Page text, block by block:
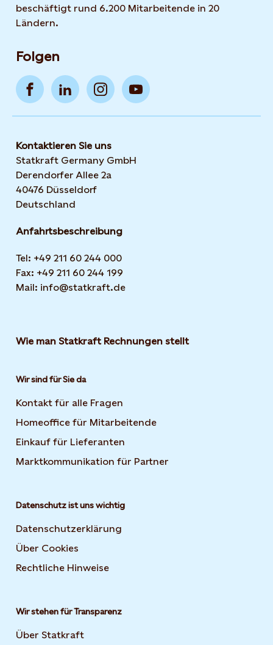
beschäftigt rund 6.200 Mitarbeitende in 20
Ländern.
Folgen
Kontaktieren Sie uns
Statkraft Germany GmbH
Derendorfer Allee 2a
40476 Düsseldorf
Deutschland
Anfahrtsbeschreibung
Tel: +49 211 60 244 000
Fax: +49 211 60 244 199
Mail: info@statkraft.de
Wie man Statkraft Rechnungen stellt
Wir sind für Sie da
Kontakt für alle Fragen
Homeoffice für Mitarbeitende
Einkauf für Lieferanten
Marktkommunikation für Partner
Datenschutz ist uns wichtig
Datenschutzerklärung
Über Cookies
Rechtliche Hinweise
Wir stehen für Transparenz
Über Statkraft